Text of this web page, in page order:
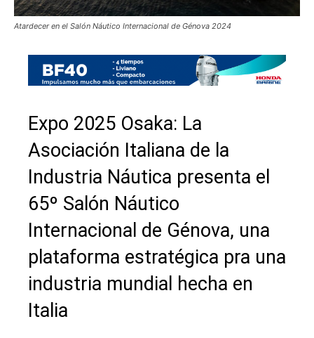
Atardecer en el Salón Náutico Internacional de Génova 2024
Expo 2025 Osaka: La
Asociación Italiana de la
Industria Náutica presenta el
65º Salón Náutico
Internacional de Génova, una
plataforma estratégica pra una
industria mundial hecha en
Italia